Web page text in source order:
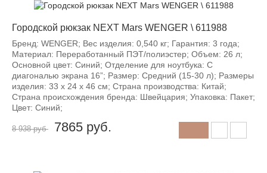
Городской рюкзак NEXT Mars WENGER \ 611988
Бренд: WENGER; Вес изделия: 0,540 кг; Гарантия: 3 года;
Материал: Переработанный ПЭТ/полиэстер; Объем: 26 л;
Основной цвет: Синий; Отделение для ноутбука: С
диагональю экрана 16”; Размер: Средний (15-30 л); Размеры
изделия: 33 х 24 х 46 см; Страна производства: Китай;
Страна происхождения бренда: Швейцария; Упаковка: Пакет;
Цвет: Синий;
8 938 руб
-12%
7865 руб.